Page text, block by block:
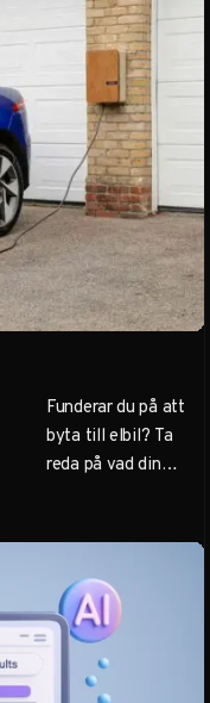
Funderar du på att
byta till elbil? Ta
reda på vad din
faktor för att räkna
hem ditt bilbyte.